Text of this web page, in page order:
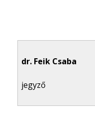
dr. Feik Csaba
jegyző